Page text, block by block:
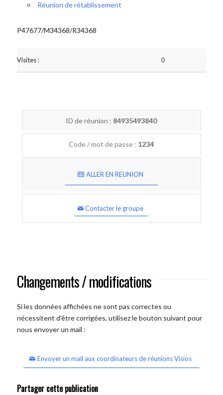
Réunion de rétablissement
P47677/M34368/R34368
Visites : 0
ID de réunion : 84935493840
Code / mot de passe : 1234
ALLER EN REUNION
Contacter le groupe
Changements / modifications
Si les données affichées ne sont pas correctes ou
nécessitent d'être corrigées, utilisez le bouton suivant pour
nous envoyer un mail :
Envoyer un mail aux coordinateurs de réunions Visios
Partager cette publication